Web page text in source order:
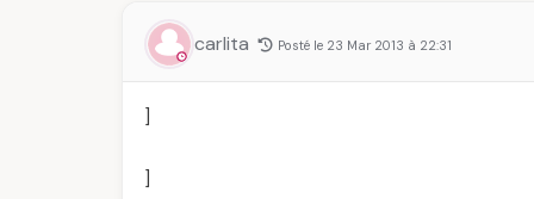
carlita Posté le 23 Mar 2013 à 22:31